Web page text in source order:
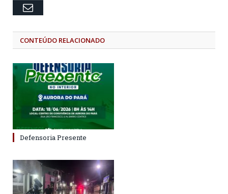
Email
CONTEÚDO RELACIONADO
Defensoria Presente